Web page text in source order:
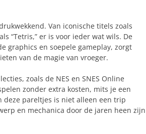
Van iconische titels zoals
“Tetris,” er is voor ieder wat wils. De
graphics en soepele gameplay, zorgt
van de magie van vroeger.
zoals de NES en SNES Online
zonder extra kosten, mits je een
deze pareltjes is niet alleen een trip
en mechanica door de jaren heen zijn